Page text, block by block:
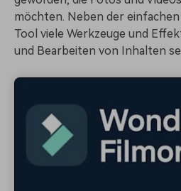
möchten. Neben der
Tool viele Werkzeuge und
und Bearbeiten von Inhalten